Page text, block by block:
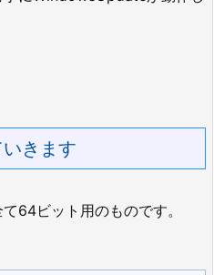
きます
64ビット用のものです。